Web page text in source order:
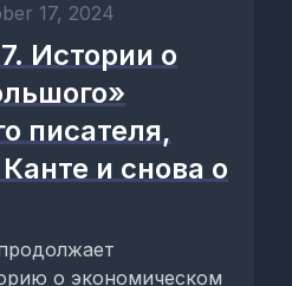
17, 2024
Истории о
писателя,
и снова о
о экономическом